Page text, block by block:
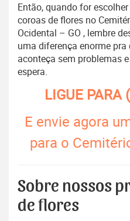
Então, quando for
coroas de flores no
Ocidental – GO , lembre
uma diferença enorme
aconteça sem problemas
espera.
LIGUE PARA
E envie agora
para o
Sobre nossos
de flores